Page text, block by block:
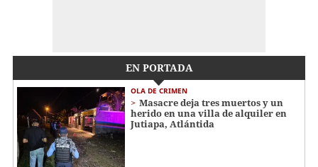
EN PORTADA
OLA DE CRIMEN
Masacre deja tres muertos y un
herido en una villa de alquiler en
Jutiapa, Atlántida